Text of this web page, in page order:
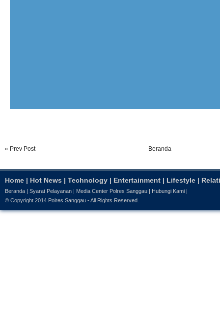
« Prev Post Beranda
Home | Hot News | Technology | Entertainment | Lifestyle |
Beranda Syarat Pelayanan Media Center Polres Sanggau Hubungi Kami
© Copyright 2014 Polres Sanggau - All Rights Reserved.